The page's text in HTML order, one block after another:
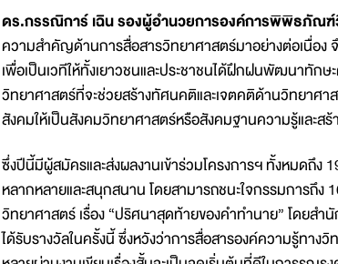
ดร.กรรณิการ์ เฉิน รองผู้อำนวยการองค์การพิพิธภัณ
ความสำคัญด้านการสื่อสารวิทยาศาสตร์มาอย่างต่อเนื่อง
เพื่อเป็นเวทีให้ทั้งเยาวชนและประชาชนได้ฝึกฝนพัฒนาทัก
วิทยาศาสตร์ที่จะช่วยสร้างทัศนคติและเจตคติด้านวิทยา
สังคมให้เป็นสังคมวิทยาศาสตร์หรือสังคมฐานความรู้และสร้
ซึ่งปีนี้มีผู้สมัครและส่งผลงานเข้าร่วมโครงการฯ ทั้งหมดถึ
หลากหลายและสนุกสนาน โดยสามารถชนะใจกรรมการถึง
วิทยาศาสตร์ เรื่อง “ปริศนาสุดท้ายของคำทำนาย” โดย
ได้รับรางวัลในครั้งนี้ ซึ่งหวังว่าการสื่อสารองค์ความรู้ทาง